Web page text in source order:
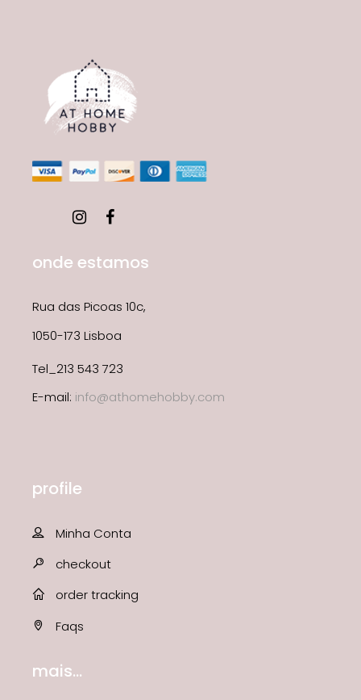
onde estamos
Rua das Picoas 10c,
1050-173 Lisboa
Tel_213 543 723
E-mail: info@athomehobby.com
profile
Minha Conta
checkout
order tracking
Faqs
mais...